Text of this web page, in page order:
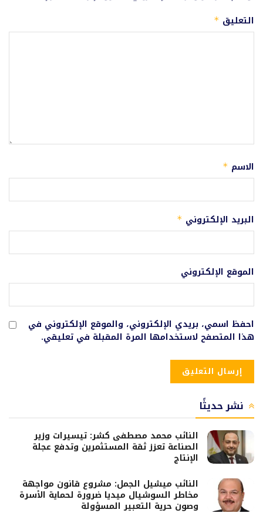
التعليق *
الاسم *
البريد الإلكتروني *
الموقع الإلكتروني
احفظ اسمي، بريدي الإلكتروني، والموقع الإلكتروني في
هذا المتصفح لاستخدامها المرة المقبلة في تعليقي.
نشر حديثًا
النائب محمد مصطفى كشر: تيسيرات وزير
الصناعة تعزز ثقة المستثمرين وتدفع عجلة
الإنتاج
النائب ميشيل الجمل: مشروع قانون مواجهة
مخاطر السوشيال ميديا ضرورة لحماية الأسرة
وصون حرية التعبير المسؤولة